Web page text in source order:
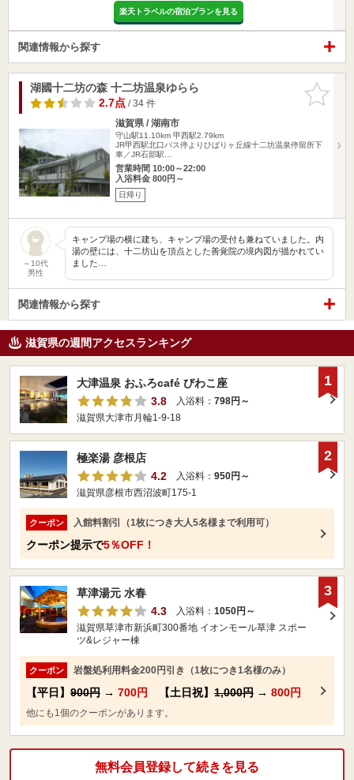
楽天トラベルの宿泊プランを見る
関連情報から探す
お気に入
りに追加
湖國十二坊の森 十二坊温泉ゆらら
2.7点/ 34 件
滋賀県 / 湖南市
守山駅11.10km 甲西駅2.79km
JR甲西駅北口バス停よりひばりヶ丘線十二坊温泉停留所下
車／JR石部駅…
営業時間 10:00～22:00
入浴料金 800円～
日帰り
～10代
男性
キャンプ場の横に建ち、キャンプ場の受付も兼ねていました。内
湯の壁には、十二坊山を頂点とした善覚院の境内図が描かれてい
ました…
関連情報から探す
滋賀県の週間アクセスランキング
大津温泉 おふろcafé びわこ座
3.8
入浴料： 798円～
滋賀県大津市月輪1-9-18
1
極楽湯 彦根店
4.2
入浴料： 950円～
滋賀県彦根市西沼波町175-1
クーポン 入館料割引（1枚につき大人5名様まで利用可）
クーポン提示で5％OFF！
2
草津湯元 水春
4.3
入浴料： 1050円～
滋賀県草津市新浜町300番地 イオンモール草津 スポー
ツ&レジャー棟
クーポン 岩盤処利用料金200円引き（1枚につき1名様のみ）
【平日】 900円 → 700円 【土日祝】 1,000円 → 800円
他にも1個のクーポンがあります。
3
無料会員登録して続きを見る